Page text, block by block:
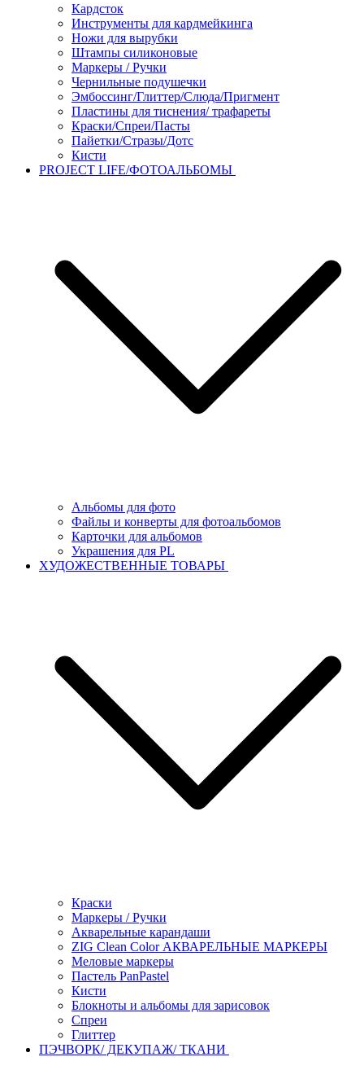
Кардсток
Инструменты для кардмейкинга
Ножи для вырубки
Штампы силиконовые
Маркеры / Ручки
Чернильные подушечки
Эмбоссинг/Глиттер/Слюда/Пригмент
Пластины для тиснения/ трафареты
Краски/Спреи/Пасты
Пайетки/Стразы/Дотс
Кисти
PROJECT LIFE/ФОТОАЛЬБОМЫ
Альбомы для фото
Файлы и конверты для фотоальбомов
Карточки для альбомов
Украшения для PL
ХУДОЖЕСТВЕННЫЕ ТОВАРЫ
Краски
Маркеры / Ручки
Акварельные карандаши
ZIG Clean Color АКВАРЕЛЬНЫЕ МАРКЕРЫ
Меловые маркеры
Пастель PanPastel
Кисти
Блокноты и альбомы для зарисовок
Спреи
Глиттер
ПЭЧВОРК/ ДЕКУПАЖ/ ТКАНИ